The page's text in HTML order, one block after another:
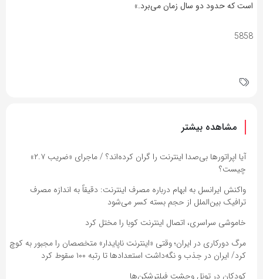
است که حدود دو سال زمان می‌برد.»
5858
مشاهده بیشتر
آیا اپراتورها بی‌صدا اینترنت را گران کرده‌اند؟ / ماجرای «ضریب ۲.۷»
چیست؟
واکنش ایرانسل به ابهام درباره مصرف اینترنت: دقیقاً به اندازه مصرف
ترافیک بین‌الملل از حجم بسته کسر می‌شود
خاموشی سراسری، اتصال اینترنت کوبا را مختل کرد
مرگ دورکاری در ایران؛ وقتی «اینترنت ناپایدار» متخصصان را مجبور به کوچ
کرد/ ایران در جذب و نگه‌داشت استعدادها تا رتبه ۱۰۰ سقوط کرد
کودکان در تونل وحشت فیلترشکن‌ها